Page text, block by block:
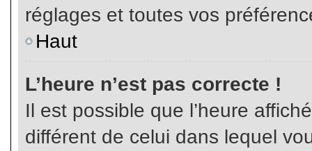
réglages et toutes vos
Haut
L’heure n’est pas correcte !
Il est possible que l’heure
différent de celui dans lequel